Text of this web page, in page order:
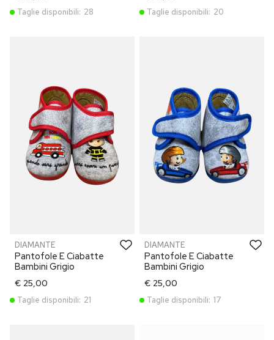
Taglie disponibili: 28 Taglie disponibili: 20
DIAMANTE
Pantofole E Ciabatte
Bambini Grigio
€ 25,00
Taglie disponibili: 21
DIAMANTE
Pantofole E Ciabatte
Bambini Grigio
€ 25,00
Taglie disponibili: 17